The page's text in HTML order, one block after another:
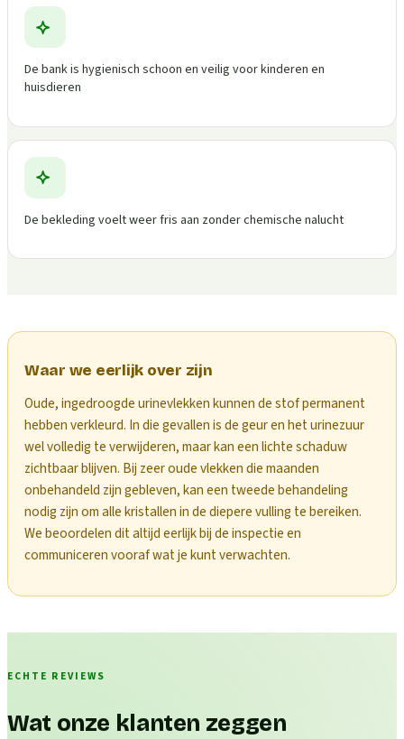
De bank is hygienisch schoon en veilig voor kinderen en
huisdieren
De bekleding voelt weer fris aan zonder chemische nalucht
Waar we eerlijk over zijn
Oude, ingedroogde urinevlekken kunnen de stof permanent
hebben verkleurd. In die gevallen is de geur en het urinezuur
wel volledig te verwijderen, maar kan een lichte schaduw
zichtbaar blijven. Bij zeer oude vlekken die maanden
onbehandeld zijn gebleven, kan een tweede behandeling
nodig zijn om alle kristallen in de diepere vulling te bereiken.
We beoordelen dit altijd eerlijk bij de inspectie en
communiceren vooraf wat je kunt verwachten.
ECHTE REVIEWS
Wat onze klanten zeggen